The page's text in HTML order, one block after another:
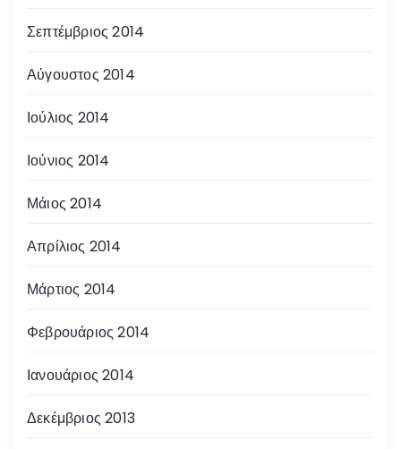
Σεπτέμβριος 2014
Αύγουστος 2014
Ιούλιος 2014
Ιούνιος 2014
Μάιος 2014
Απρίλιος 2014
Μάρτιος 2014
Φεβρουάριος 2014
Ιανουάριος 2014
Δεκέμβριος 2013